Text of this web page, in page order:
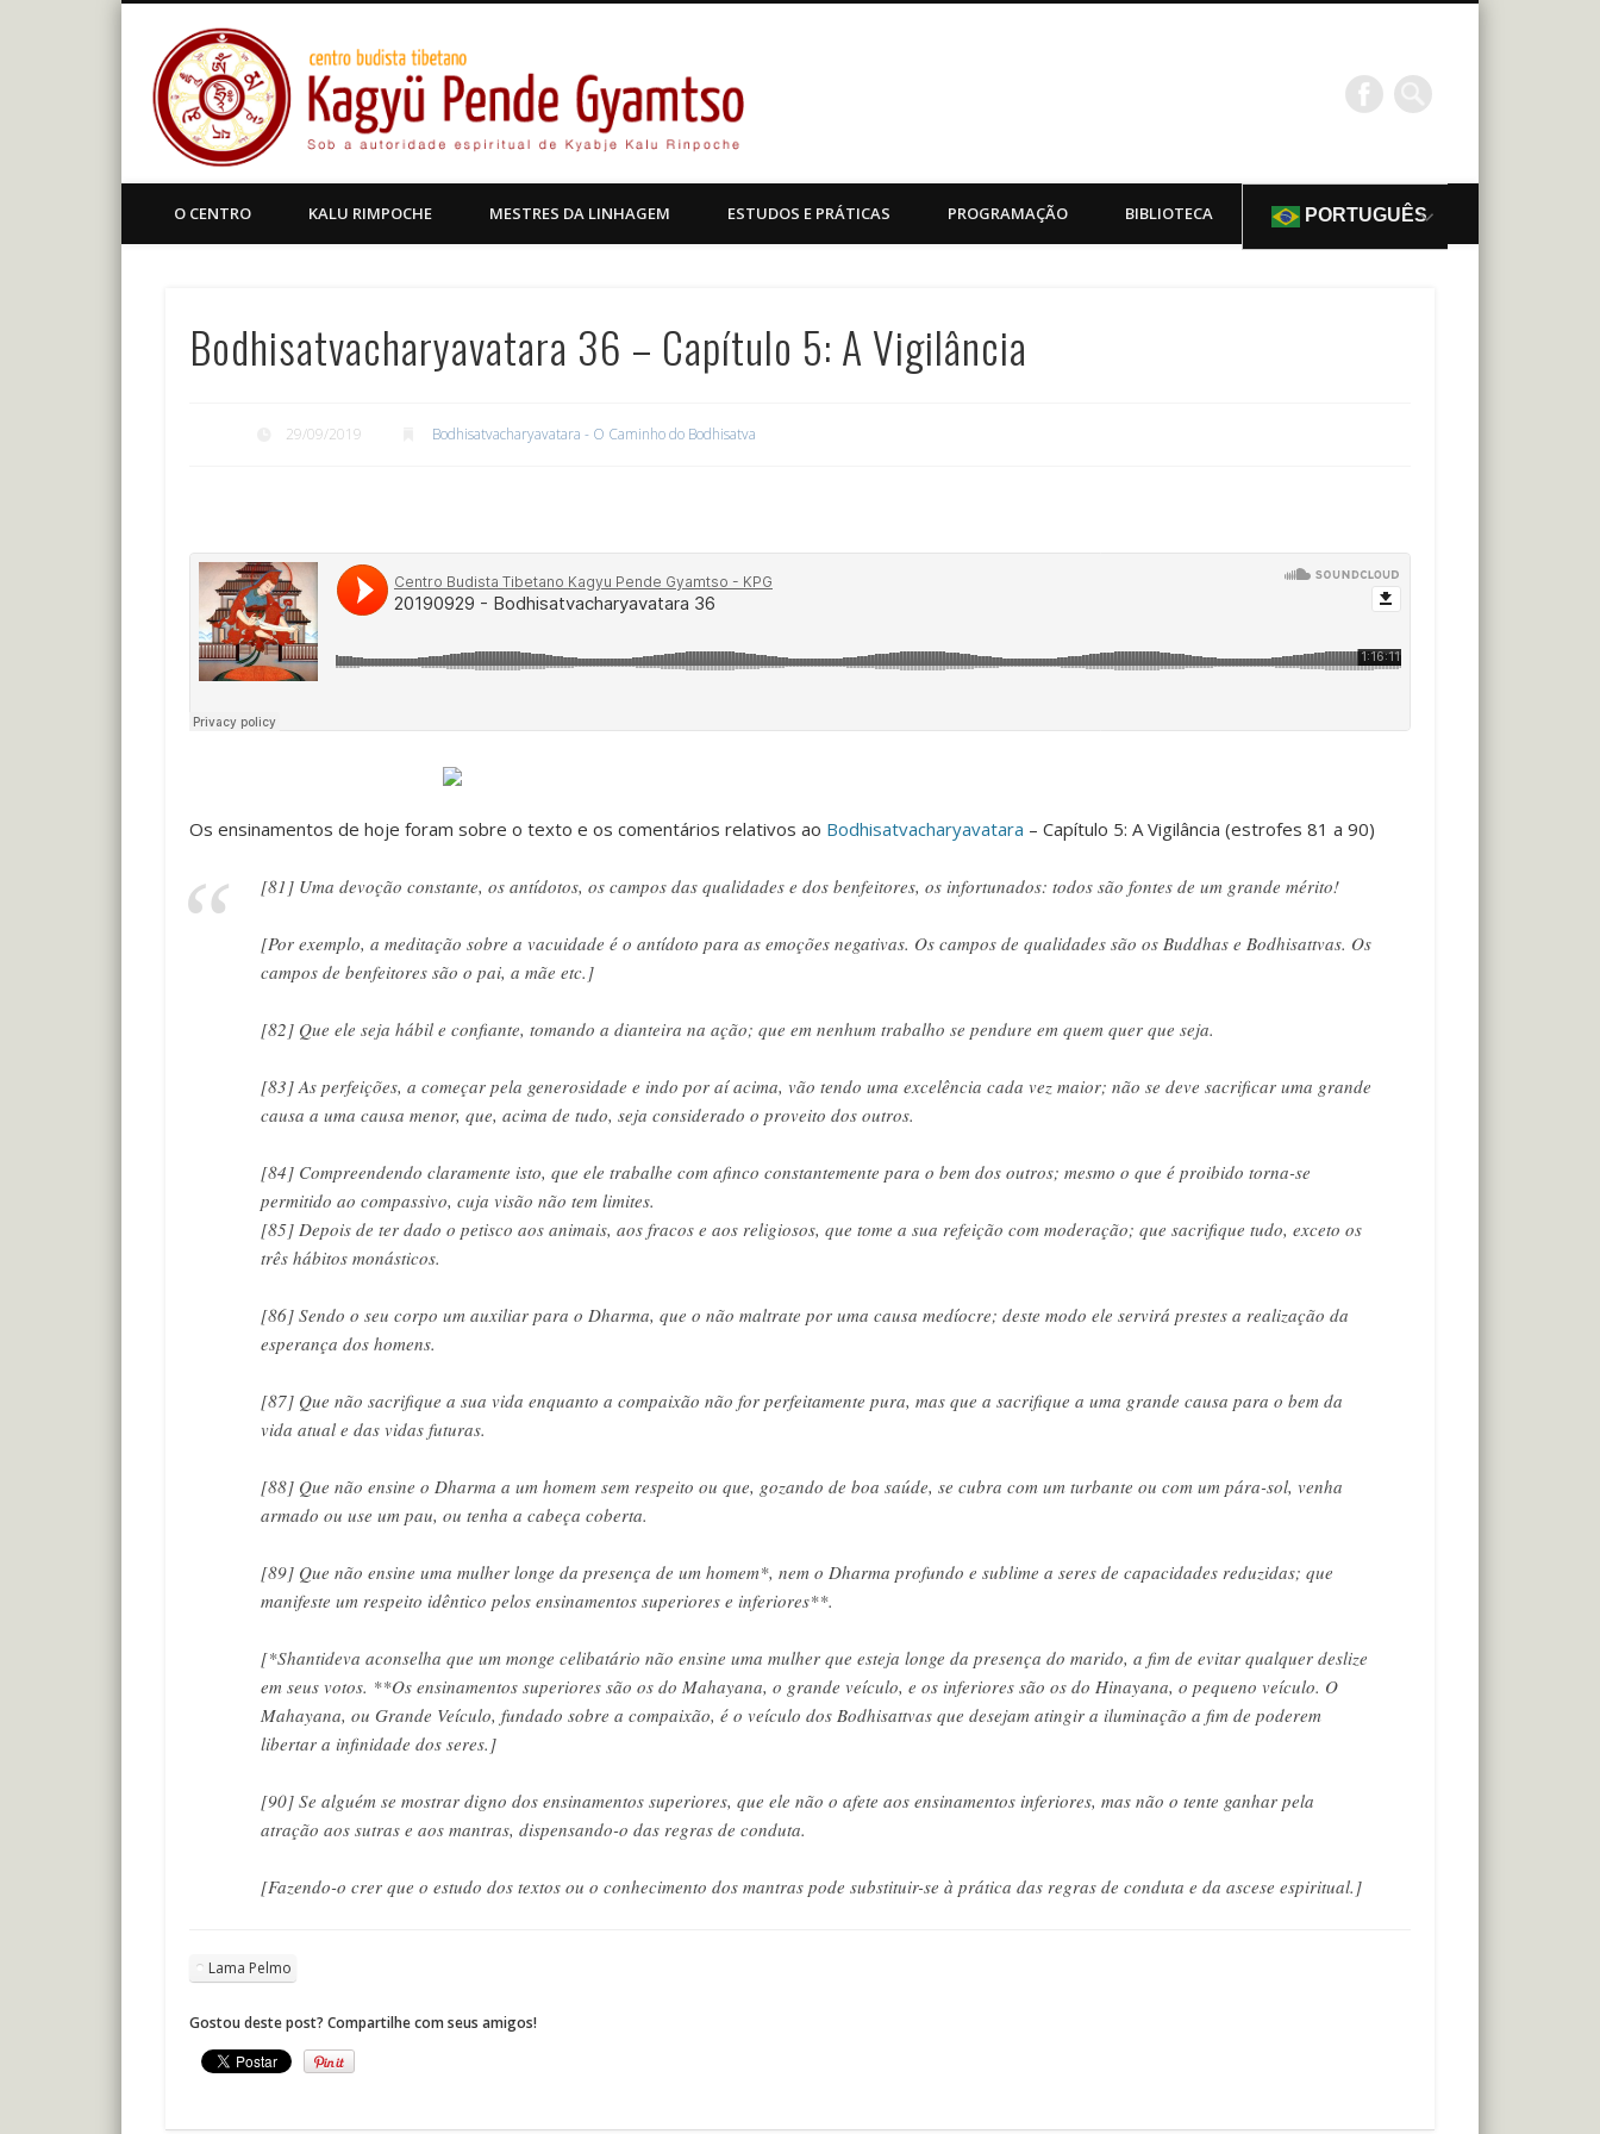
Kagyu Pende Gyamtso
Centro Budista Tibetano
Facebook
O CENTRO KALU RIMPOCHE MESTRES DA LINHAGEM ESTUDOS E PRÁTICAS PROGRAMAÇÃO BIBLIOTECA PORTUGUÊS
Bodhisatvacharyavatara 36 – Capítulo 5: A Vigilância
29/09/2019 Bodhisatvacharyavatara - O Caminho do Bodhisatva
Os ensinamentos de hoje foram sobre o texto e os comentários relativos ao Bodhisatvacharyavatara – Capítulo 5: A Vigilância (estrofes 81 a 90)
[81] Uma devoção constante, os antídotos, os campos das qualidades e dos benfeitores, os infortunados: todos são fontes de um grande mérito!
[Por exemplo, a meditação sobre a vacuidade é o antídoto para as emoções negativas. Os campos de qualidades são os Buddhas e Bodhisattvas. Os
campos de benfeitores são o pai, a mãe etc.]
[82] Que ele seja hábil e confiante, tomando a dianteira na ação; que em nenhum trabalho se pendure em quem quer que seja.
[83] As perfeições, a começar pela generosidade e indo por aí acima, vão tendo uma excelência cada vez maior; não se deve sacrificar uma grande
causa a uma causa menor, que, acima de tudo, seja considerado o proveito dos outros.
[84] Compreendendo claramente isto, que ele trabalhe com afinco constantemente para o bem dos outros; mesmo o que é proibido torna-se
permitido ao compassivo, cuja visão não tem limites.
[85] Depois de ter dado o petisco aos animais, aos fracos e aos religiosos, que tome a sua refeição com moderação; que sacrifique tudo, exceto os
três hábitos monásticos.
[86] Sendo o seu corpo um auxiliar para o Dharma, que o não maltrate por uma causa medíocre; deste modo ele servirá prestes a realização da
esperança dos homens.
[87] Que não sacrifique a sua vida enquanto a compaixão não for perfeitamente pura, mas que a sacrifique a uma grande causa para o bem da
vida atual e das vidas futuras.
[88] Que não ensine o Dharma a um homem sem respeito ou que, gozando de boa saúde, se cubra com um turbante ou com um pára-sol, venha
armado ou use um pau, ou tenha a cabeça coberta.
[89] Que não ensine uma mulher longe da presença de um homem*, nem o Dharma profundo e sublime a seres de capacidades reduzidas; que
manifeste um respeito idêntico pelos ensinamentos superiores e inferiores**.
[*Shantideva aconselha que um monge celibatário não ensine uma mulher que esteja longe da presença do marido, a fim de evitar qualquer deslize
em seus votos. **Os ensinamentos superiores são os do Mahayana, o grande veículo, e os inferiores são os do Hinayana, o pequeno veículo. O
Mahayana, ou Grande Veículo, fundado sobre a compaixão, é o veículo dos Bodhisattvas que desejam atingir a iluminação a fim de poderem
libertar a infinidade dos seres.]
[90] Se alguém se mostrar digno dos ensinamentos superiores, que ele não o afete aos ensinamentos inferiores, mas não o tente ganhar pela
atração aos sutras e aos mantras, dispensando-o das regras de conduta.
[Fazendo-o crer que o estudo dos textos ou o conhecimento dos mantras pode substituir-se à prática das regras de conduta e da ascese espiritual.]
Lama Pelmo
Gostou deste post? Compartilhe com seus amigos!